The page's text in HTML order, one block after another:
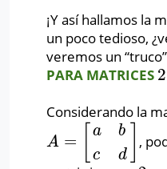
¡Y así hallamos la
un poco tedioso,
veremos un
PARA MATRICES 2
2
Considerando la
A =
a
c
b
d
A= [ab
,